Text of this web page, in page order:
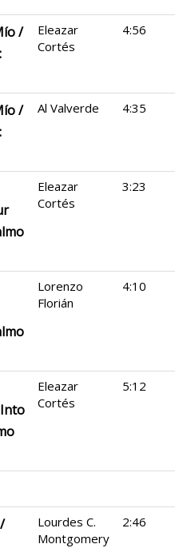
/
Eleazar
Cortés
4:56
/
Al Valverde 4:35
Eleazar
Cortés
3:23
Lorenzo
Florián
4:10
Eleazar
Cortés
5:12
Lourdes C.
Montgomery
2:46